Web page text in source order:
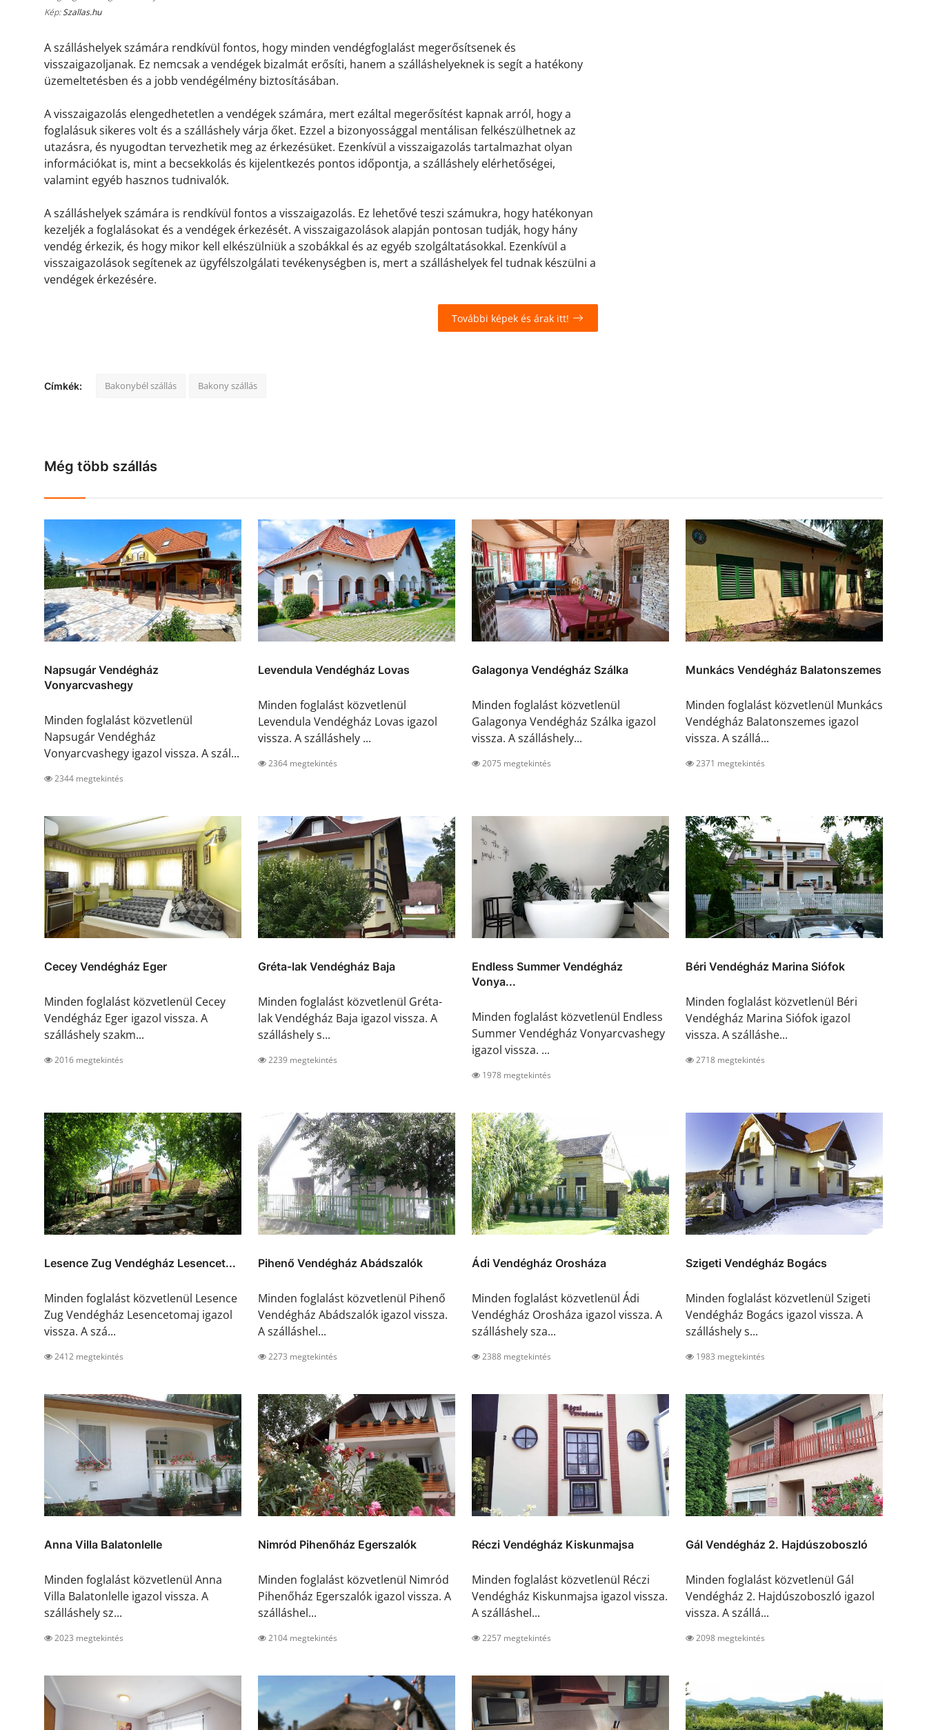
Kép:Szallas.hu
A szálláshelyek számára rendkívül fontos, hogy minden vendégfoglalást megerősítsenek és
visszaigazoljanak. Ez nemcsak a vendégek bizalmát erősíti, hanem a szálláshelyeknek is segít a hatékony
üzemeltetésben és a jobb vendégélmény biztosításában.
A visszaigazolás elengedhetetlen a vendégek számára, mert ezáltal megerősítést kapnak arról, hogy a
foglalásuk sikeres volt és a szálláshely várja őket. Ezzel a bizonyossággal mentálisan felkészülhetnek az
utazásra, és nyugodtan tervezhetik meg az érkezésüket. Ezenkívül a visszaigazolás tartalmazhat olyan
információkat is, mint a becsekkolás és kijelentkezés pontos időpontja, a szálláshely elérhetőségei,
valamint egyéb hasznos tudnivalók.
A szálláshelyek számára is rendkívül fontos a visszaigazolás. Ez lehetővé teszi számukra, hogy hatékonyan
kezeljék a foglalásokat és a vendégek érkezését. A visszaigazolások alapján pontosan tudják, hogy hány
vendég érkezik, és hogy mikor kell elkészülniük a szobákkal és az egyéb szolgáltatásokkal. Ezenkívül a
visszaigazolások segítenek az ügyfélszolgálati tevékenységben is, mert a szálláshelyek fel tudnak készülni a
vendégek érkezésére.
További képek és árak itt!
Címkék: Bakonybél szállás Bakony szállás
Még több szállás
Napsugár Vendégház
Vonyarcvashegy
Minden foglalást közvetlenül
Napsugár Vendégház
Vonyarcvashegy igazol vissza. A szál...
2344 megtekintés
Levendula Vendégház Lovas
Minden foglalást közvetlenül
Levendula Vendégház Lovas igazol
vissza. A szálláshely ...
2364 megtekintés
Galagonya Vendégház Szálka
Minden foglalást közvetlenül
Galagonya Vendégház Szálka igazol
vissza. A szálláshely...
2075 megtekintés
Munkács Vendégház Balatonszemes
Minden foglalást közvetlenül Munkács
Vendégház Balatonszemes igazol
vissza. A szállá...
2371 megtekintés
Cecey Vendégház Eger
Minden foglalást közvetlenül Cecey
Vendégház Eger igazol vissza. A
szálláshely szakm...
2016 megtekintés
Gréta-lak Vendégház Baja
Minden foglalást közvetlenül Gréta-
lak Vendégház Baja igazol vissza. A
szálláshely s...
2239 megtekintés
Endless Summer Vendégház
Vonya...
Minden foglalást közvetlenül Endless
Summer Vendégház Vonyarcvashegy
igazol vissza. ...
1978 megtekintés
Béri Vendégház Marina Siófok
Minden foglalást közvetlenül Béri
Vendégház Marina Siófok igazol
vissza. A szálláshe...
2718 megtekintés
Lesence Zug Vendégház Lesencet...
Minden foglalást közvetlenül Lesence
Zug Vendégház Lesencetomaj igazol
vissza. A szá...
2412 megtekintés
Pihenő Vendégház Abádszalók
Minden foglalást közvetlenül Pihenő
Vendégház Abádszalók igazol vissza.
A szálláshel...
2273 megtekintés
Ádi Vendégház Orosháza
Minden foglalást közvetlenül Ádi
Vendégház Orosháza igazol vissza. A
szálláshely sza...
2388 megtekintés
Szigeti Vendégház Bogács
Minden foglalást közvetlenül Szigeti
Vendégház Bogács igazol vissza. A
szálláshely s...
1983 megtekintés
Anna Villa Balatonlelle
Minden foglalást közvetlenül Anna
Villa Balatonlelle igazol vissza. A
szálláshely sz...
2023 megtekintés
Nimród Pihenőház Egerszalók
Minden foglalást közvetlenül Nimród
Pihenőház Egerszalók igazol vissza. A
szálláshel...
2104 megtekintés
Réczi Vendégház Kiskunmajsa
Minden foglalást közvetlenül Réczi
Vendégház Kiskunmajsa igazol vissza.
A szálláshel...
2257 megtekintés
Gál Vendégház 2. Hajdúszoboszló
Minden foglalást közvetlenül Gál
Vendégház 2. Hajdúszoboszló igazol
vissza. A szállá...
2098 megtekintés